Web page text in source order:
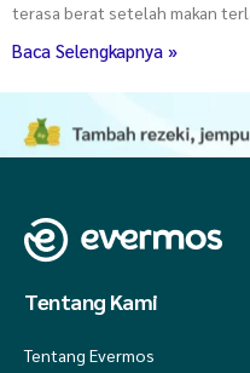
terasa berat setelah makan
Baca Selengkapnya »
Tentang Kami
Tentang Evermos